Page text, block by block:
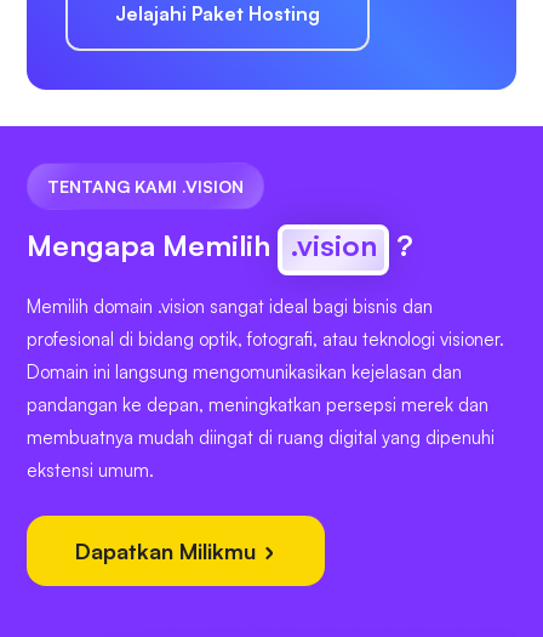
Jelajahi Paket Hosting
TENTANG KAMI .VISION
Mengapa Memilih .vision ?
Memilih domain .vision sangat ideal bagi bisnis dan
profesional di bidang optik, fotografi, atau teknologi visioner.
Domain ini langsung mengomunikasikan kejelasan dan
pandangan ke depan, meningkatkan persepsi merek dan
membuatnya mudah diingat di ruang digital yang dipenuhi
ekstensi umum.
Dapatkan Milikmu